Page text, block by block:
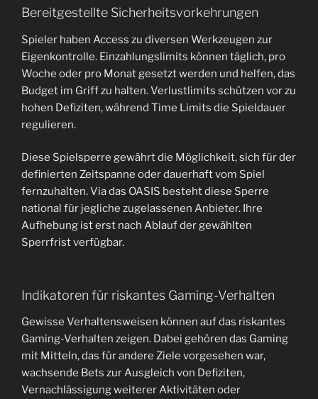
Bereitgestellte Sicherheitsvorkehrungen
Spieler haben Access zu diversen Werkzeugen zur
Eigenkontrolle. Einzahlungslimits können täglich, pro
Woche oder pro Monat gesetzt werden und helfen, das
Budget im Griff zu halten. Verlustlimits schützen vor zu
hohen Defiziten, während Time Limits die Spieldauer
regulieren.
Diese Spielsperre gewährt die Möglichkeit, sich für der
definierten Zeitspanne oder dauerhaft vom Spiel
fernzuhalten. Via das OASIS besteht diese Sperre
national für jegliche zugelassenen Anbieter. Ihre
Aufhebung ist erst nach Ablauf der gewählten
Sperrfrist verfügbar.
Indikatoren für riskantes Gaming-Verhalten
Gewisse Verhaltensweisen können auf das riskantes
Gaming-Verhalten zeigen. Dabei gehören das Gaming
mit Mitteln, das für andere Ziele vorgesehen war,
wachsende Bets zur Ausgleich von Defiziten,
Vernachlässigung weiterer Aktivitäten oder